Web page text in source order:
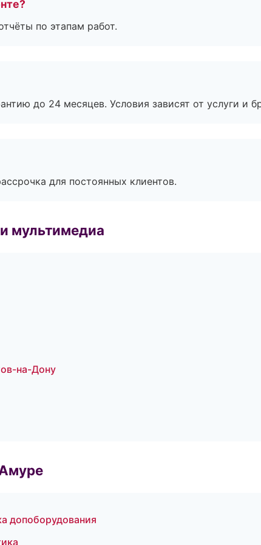
по этапам работ.
до 24 месяцев. Условия зависят от услуги и
для постоянных клиентов.
мультимедиа
на-Дону
допоборудования